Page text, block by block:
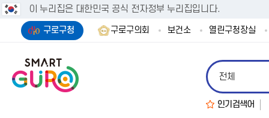
이 누리집은 대한민국 공식 전자정부 누리집입니다.
구로구청 구로구의회 보건소 열린구청장실
인기검색어